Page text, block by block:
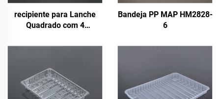
recipiente para Lanche
Quadrado com 4
Bandeja PP MAP HM2828-
6